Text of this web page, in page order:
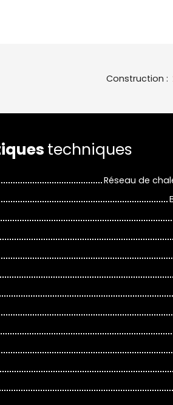
Construction :
techniques
Réseau de